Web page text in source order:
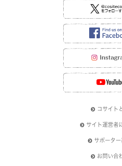
コサイト
サイト運営者
サポータ
お問い合